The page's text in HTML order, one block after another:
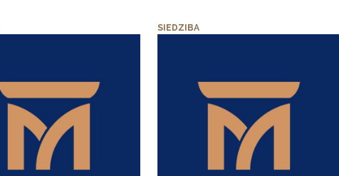
SIEDZIBA